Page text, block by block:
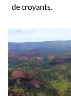
de croyants.